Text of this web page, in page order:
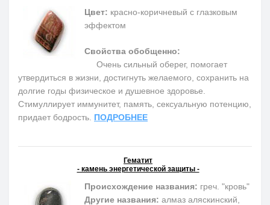
Цвет: красно-коричневый с глазковым
эффектом
Свойства обобщенно:
Очень сильный оберег, помогает
утвердиться в жизни, достигнуть желаемого, сохранить на
долгие годы физическое и душевное здоровье.
Cтимуллирует иммунитет, память, сексуальную потенцию,
придает бодрость. ПОДРОБНЕЕ
Гематит
- камень энергетической защиты -
Происхождение названия: греч. "кровь"
Другие названия: алмаз аляскинский,